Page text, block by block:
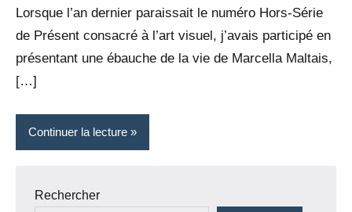
Lorsque l’an dernier paraissait le numéro Hors-Série
de Présent consacré à l’art visuel, j’avais participé en
présentant une ébauche de la vie de Marcella Maltais,
[…]
Continuer la lecture
Rechercher